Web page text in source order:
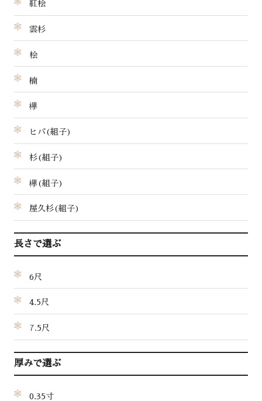
紅桧
雲杉
桧
楠
欅
ヒバ(組子)
杉(組子)
欅(組子)
屋久杉(組子)
長さで選ぶ
6尺
4.5尺
7.5尺
厚みで選ぶ
0.35寸